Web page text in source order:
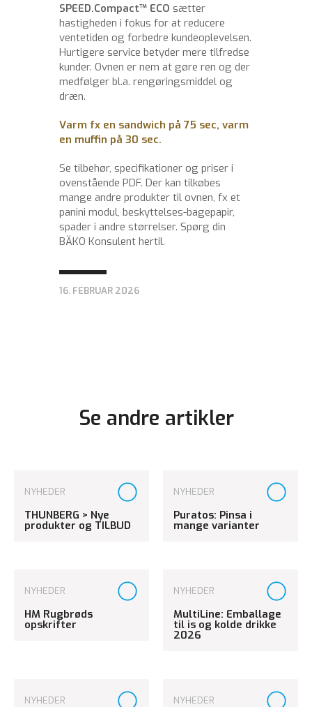
SPEED.Compact™ ECO sætter
hastigheden i fokus for at reducere
ventetiden og forbedre kundeoplevelsen.
Hurtigere service betyder mere tilfredse
kunder. Ovnen er nem at gøre ren og der
medfølger bl.a. rengøringsmiddel og
dræn.
Varm fx en sandwich på 75 sec, varm
en muffin på 30 sec.
Se tilbehør, specifikationer og priser i
ovenstående PDF. Der kan tilkøbes
mange andre produkter til ovnen, fx et
panini modul, beskyttelses-bagepapir,
spader i andre størrelser. Spørg din
BÄKO Konsulent hertil.
16. FEBRUAR 2026
Se andre artikler
NYHEDER
THUNBERG > Nye
produkter og TILBUD
NYHEDER
Puratos: Pinsa i
mange varianter
NYHEDER
HM Rugbrøds
opskrifter
NYHEDER
MultiLine: Emballage
til is og kolde drikke
2026
NYHEDER NYHEDER